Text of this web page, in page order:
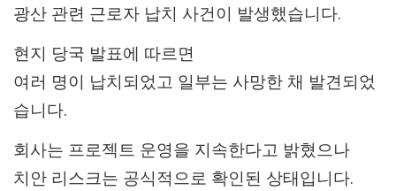
광산 관련 근로자 납치 사건이 발생했습니다.
현지 당국 발표에 따르면
여러 명이 납치되었고 일부는 사망한 채 발견되었
습니다.
회사는 프로젝트 운영을 지속한다고 밝혔으나
치안 리스크는 공식적으로 확인된 상태입니다.